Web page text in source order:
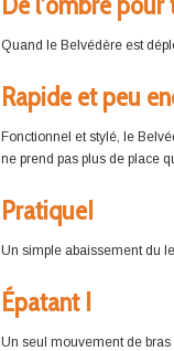
Quand le Belvédère est
Rapide et peu
Fonctionnel et stylé, le
ne prend pas plus de place
Pratique!
Un simple abaissement du
Épatant !
Un seul mouvement de